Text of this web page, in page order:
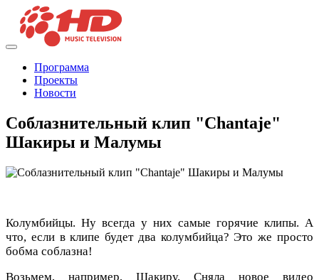
Программа
Проекты
Новости
Соблазнительный клип "Chantaje"
Шакиры и Малумы
Колумбийцы. Ну всегда у них самые горячие клипы. А
что, если в клипе будет два колумбийца? Это же просто
бобма соблазна!
Возьмем, например, Шакиру. Сняла новое видео